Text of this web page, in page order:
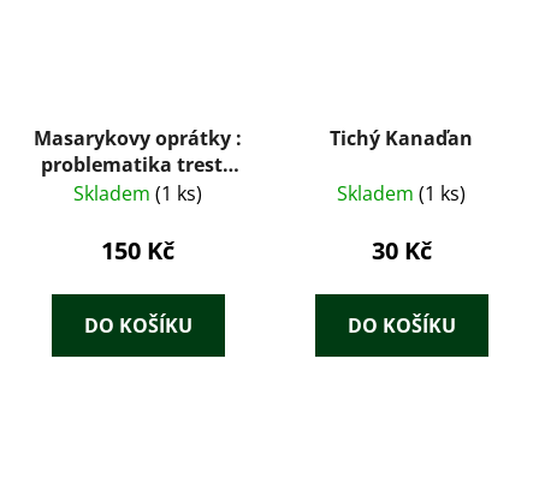
Masarykovy oprátky :
problematika trestu
smrti v období první a
Československé
Skladem (1 ks)
150 Kč
DO KOŠÍKU
Tichý Kanaďan
Skladem (1 ks)
30 Kč
DO KOŠÍKU